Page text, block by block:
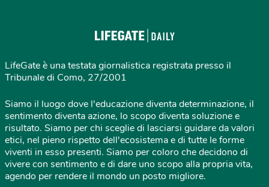
LifeGate è una testata giornalistica registrata presso il
Tribunale di Como, 27/2001
Siamo il luogo dove l'educazione diventa determinazione, il
sentimento diventa azione, lo scopo diventa soluzione e
risultato. Siamo per chi sceglie di lasciarsi guidare da valori
etici, nel pieno rispetto dell'ecosistema e di tutte le forme
viventi in esso presenti. Siamo per coloro che decidono di
vivere con sentimento e di dare uno scopo alla propria vita,
agendo per rendere il mondo un posto migliore.